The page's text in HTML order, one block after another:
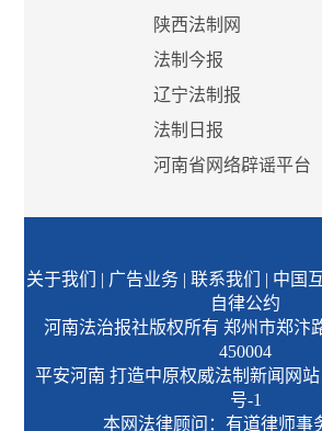
陕西法制网
法制今报
辽宁法制报
法制日报
河南省网络辟谣平台
关于我们 | 广告业务| 联系我们 | 中国
自律公约
河南法治报社版权所有 郑州市郑汴
450004
平安河南 打造中原权威法制新闻网站
号-1
本网法律顾问：有道律师事